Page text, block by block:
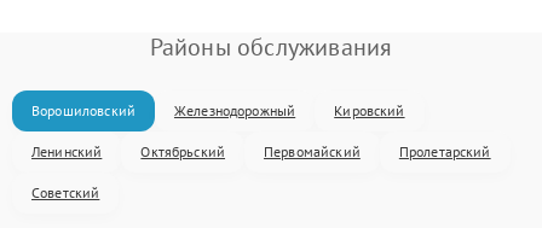
Районы обслуживания
Ворошиловский Железнодорожный Кировский
Ленинский Октябрьский Первомайский Пролетарский
Советский